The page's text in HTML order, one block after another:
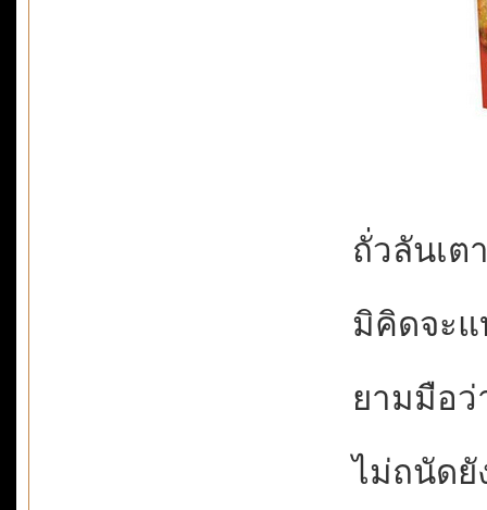
ถั่วลันเต
มิคิดจะแ
ยามมือว่
ไม่ถนัดยั